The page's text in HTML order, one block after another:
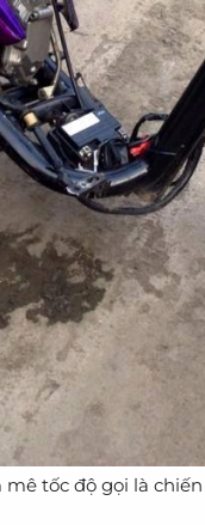
tốc độ gọi là